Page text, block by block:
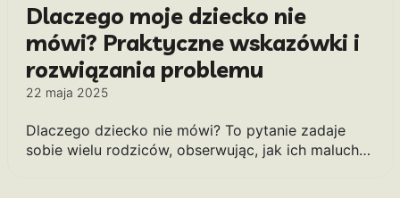
Dlaczego moje dziecko nie
mówi? Praktyczne wskazówki i
rozwiązania problemu
22 maja 2025
Dlaczego dziecko nie mówi? To pytanie zadaje
sobie wielu rodziców, obserwując, jak ich maluch…